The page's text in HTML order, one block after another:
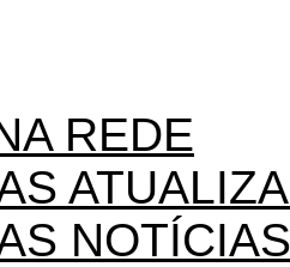
REDE
NOTÍCIAS